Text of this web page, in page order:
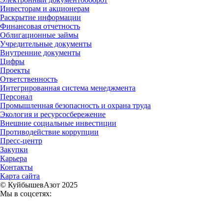
Инвесторам и акционерам
Раскрытие информации
Финансовая отчетность
Облигационные займы
Учредительные документы
Внутренние документы
Цифры
Проекты
Ответственность
Интегрированная система менеджмента
Персонал
Промышленная безопасность и охрана труда
Экология и ресурсосбережение
Внешние социальные инвестиции
Противодействие коррупции
Пресс-центр
Закупки
Карьера
Контакты
Карта сайта
© КуйбышевАзот 2025
Мы в соцсетях: